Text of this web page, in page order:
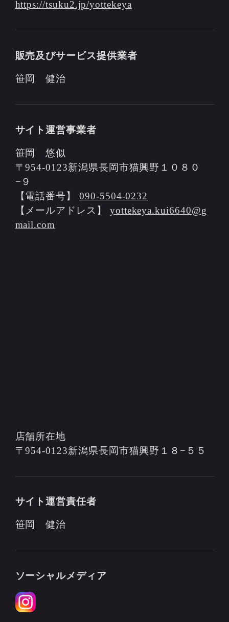
https://tsuku2.jp/yottekeya
販売及びサービス提供業者
笹岡 健治
サイト運営事業者
笹岡 悠似
〒954-0123新潟県長岡市猫興野１０８０
−９
【電話番号】090-5504-0232
【メールアドレス】 yottekeya.kui6640@g
mail.com
店舗所在地
〒954-0123新潟県長岡市猫興野１８−５５
サイト運営責任者
笹岡 健治
ソーシャルメディア